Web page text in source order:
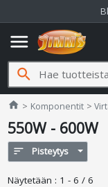
menu
search
home Jimms.fi
Komponentit
550W - 600W
sort Pisteytys
Näytetään : 1 - 6 / 6